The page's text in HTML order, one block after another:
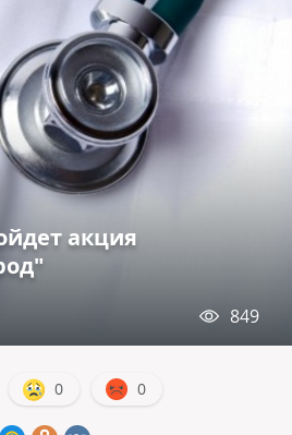
акция
849
0 0